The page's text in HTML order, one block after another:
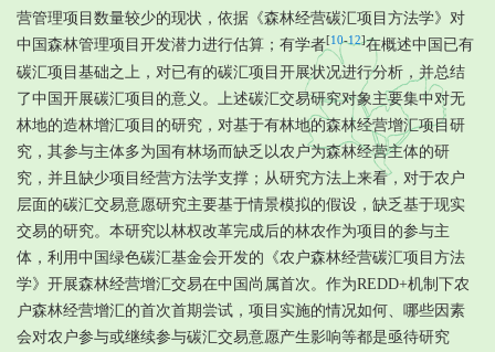
营管理项目数量较少的现状，依据《森林经营碳汇项目方法学》对
中国森林管理项目开发潜力进行估算；有学者[10-12]在概述中国已有
碳汇项目基础之上，对已有的碳汇项目开展状况进行分析，并总结
了中国开展碳汇项目的意义。上述碳汇交易研究对象主要集中对无
林地的造林增汇项目的研究，对基于有林地的森林经营增汇项目研
究，其参与主体多为国有林场而缺乏以农户为森林经营主体的研
究，并且缺少项目经营方法学支撑；从研究方法上来看，对于农户
层面的碳汇交易意愿研究主要基于情景模拟的假设，缺乏基于现实
交易的研究。本研究以林权改革完成后的林农作为项目的参与主
体，利用中国绿色碳汇基金会开发的《农户森林经营碳汇项目方法
学》开展森林经营增汇交易在中国尚属首次。作为REDD+机制下农
户森林经营增汇的首次首期尝试，项目实施的情况如何、哪些因素
会对农户参与或继续参与碳汇交易意愿产生影响等都是亟待研究